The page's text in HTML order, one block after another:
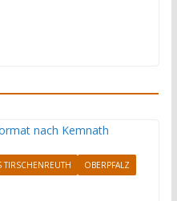
TIRSCHENREUTH
OBERPFALZ